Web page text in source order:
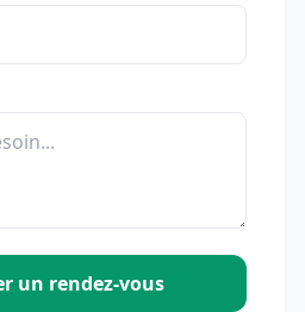
un rendez-vous